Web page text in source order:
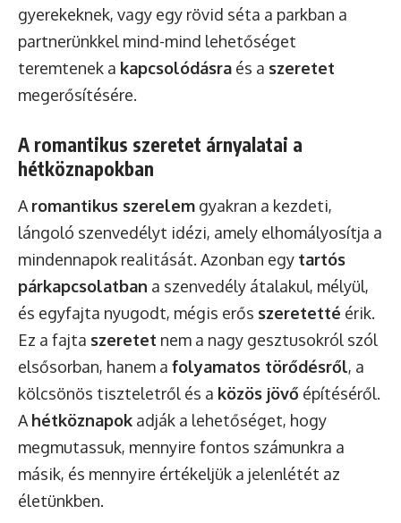
gyerekeknek, vagy egy rövid séta a parkban a
partnerünkkel mind-mind lehetőséget
teremtenek a kapcsolódásra és a szeretet
megerősítésére.
A romantikus szeretet árnyalatai a
hétköznapokban
A romantikus szerelem gyakran a kezdeti,
lángoló szenvedélyt idézi, amely elhomályosítja a
mindennapok realitását. Azonban egy tartós
párkapcsolatban a szenvedély átalakul, mélyül,
és egyfajta nyugodt, mégis erős szeretetté érik.
Ez a fajta szeretet nem a nagy gesztusokról szól
elsősorban, hanem a folyamatos törődésről, a
kölcsönös tiszteletről és a közös jövő építéséről.
A hétköznapok adják a lehetőséget, hogy
megmutassuk, mennyire fontos számunkra a
másik, és mennyire értékeljük a jelenlétét az
életünkben.